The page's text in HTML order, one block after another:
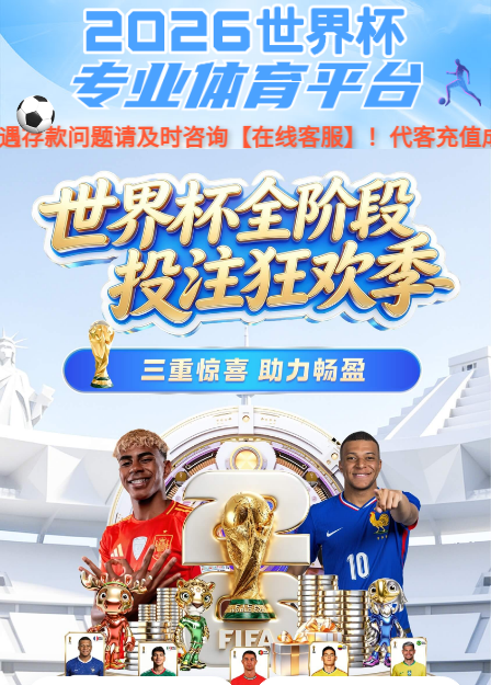
系统升级中，请稍后访问
或者，重新再试试刷新